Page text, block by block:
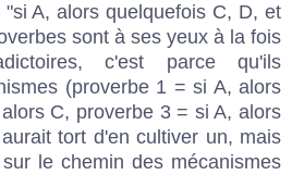
A, alors quelquefois C, D, et
sont à ses yeux à la fois
c'est parce qu'ils
(proverbe 1 = si A, alors
C, proverbe 3 = si A, alors
tort d'en cultiver un, mais
le chemin des mécanismes